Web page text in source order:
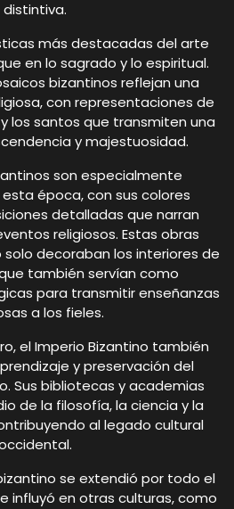
distintiva.
más destacadas del arte
en lo sagrado y lo espiritual.
bizantinos reflejan una
con representaciones de
los santos que transmiten una
y majestuosidad.
son especialmente
época, con sus colores
detalladas que narran
religiosos. Estas obras
decoraban los interiores de
también servían como
para transmitir enseñanzas
a los fieles.
el Imperio Bizantino también
y preservación del
Sus bibliotecas y academias
de la filosofía, la ciencia y la
al legado cultural
se extendió por todo el
influyó en otras culturas, como